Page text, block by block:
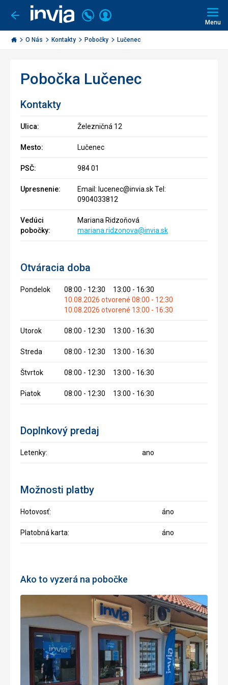
Ísť
späť
Invia.sk
Volajte
+421
2
3221
Prihlásiť
Menu
O Nás Kontakty Pobočky Lučenec
Pobočka Lučenec
Kontakty
Ulica: Železničná 12
Mesto: Lučenec
PSČ: 984 01
Upresnenie:
Email: lucenec@invia.sk Tel:
0904033812
Vedúci
pobočky:
Mariana Ridzoňová
mariana.ridzonova@invia.sk
Otváracia doba
Pondelok
08:00 - 12:30 13:00 - 16:30
10.08.2026 otvorené 08:00 - 12:30
10.08.2026 otvorené 13:00 - 16:30
Utorok 08:00 - 12:30 13:00 - 16:30
Streda 08:00 - 12:30 13:00 - 16:30
Štvrtok 08:00 - 12:30 13:00 - 16:30
Piatok 08:00 - 12:30 13:00 - 16:30
Doplnkový predaj
Letenky: ano
Možnosti platby
Hotovosť: áno
Platobná karta: áno
Ako to vyzerá na pobočke